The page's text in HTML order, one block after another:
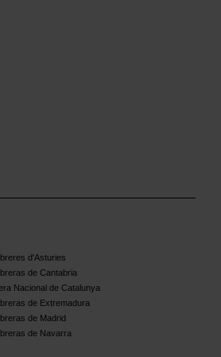
d'Asturies
de Cantabria
Nacional de Catalunya
de Extremadura
de Madrid
de Navarra